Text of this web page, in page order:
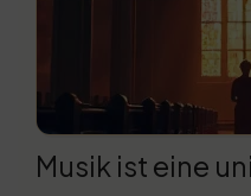
Musik ist eine